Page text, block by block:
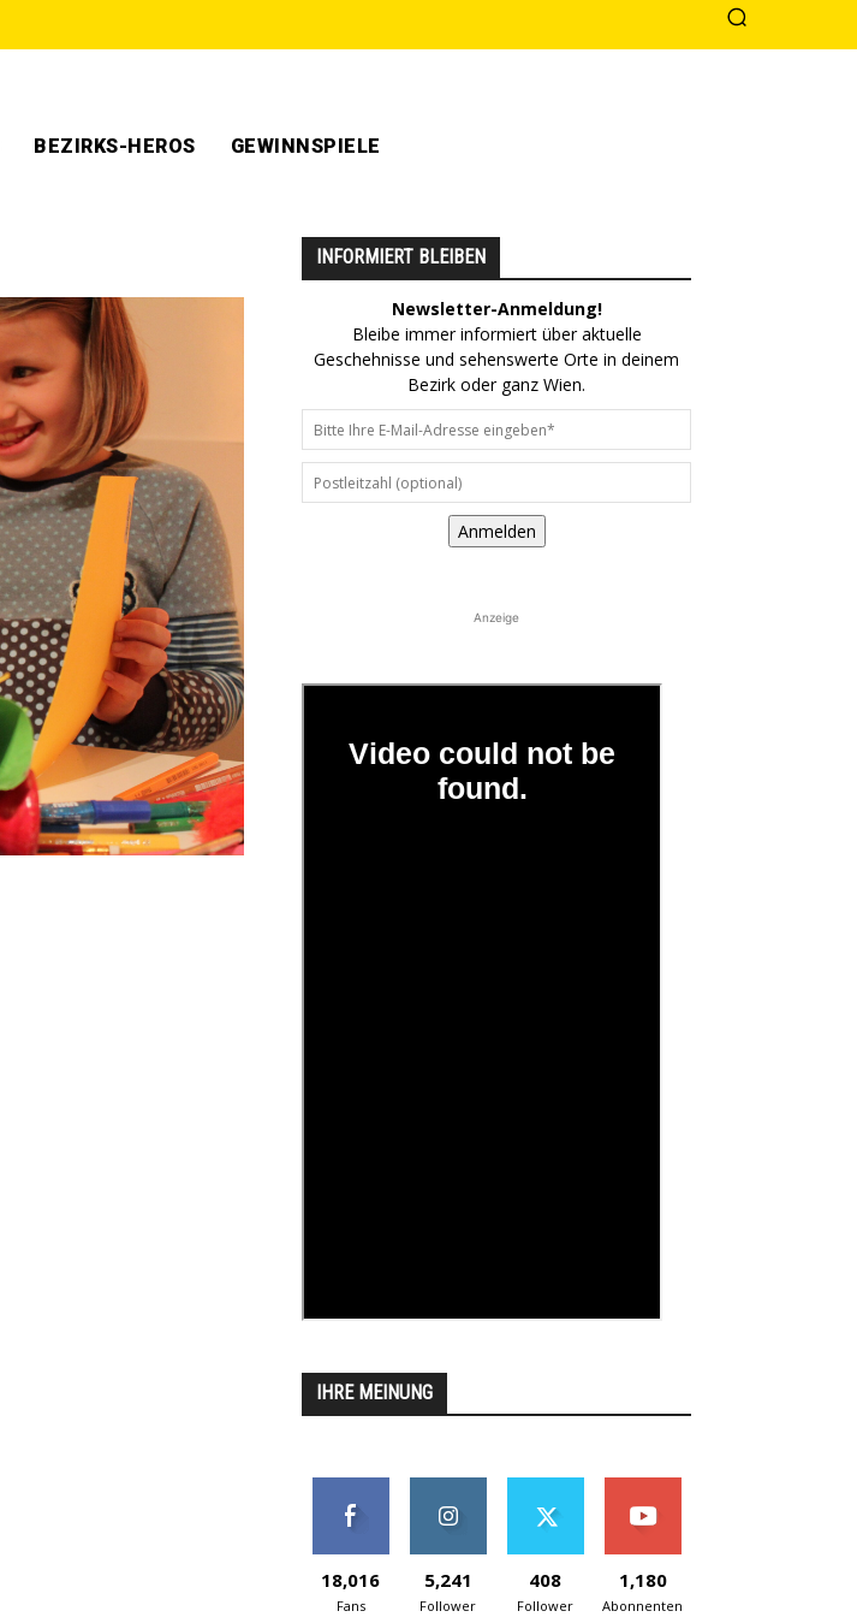
BEZIRKS-HEROS GEWINNSPIELE
INFORMIERT BLEIBEN
Newsletter-Anmeldung!
Bleibe immer informiert über aktuelle
Geschehnisse und sehenswerte Orte in deinem
Bezirk oder ganz Wien.
Anmelden
Anzeige
IHRE MEINUNG
18,016
Fans
5,241
Follower
408
Follower
1,180
Abonnenten